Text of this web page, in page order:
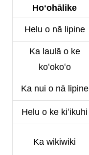
Hoʻohālike
Helu o nā lipine
Ka laulā o ke
koʻokoʻo
Ka nui o nā lipine
Helu o ke kiʻikuhi
Ka wikiwiki